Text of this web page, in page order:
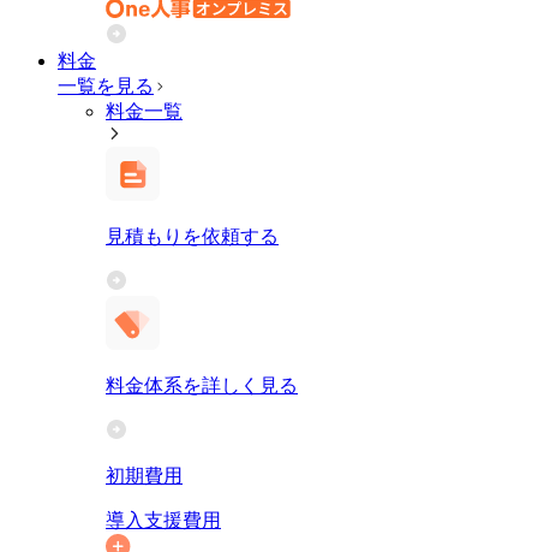
料金
一覧を見る
料金一覧
見積もりを依頼する
料金体系を詳しく見る
初期費用
導入支援費用